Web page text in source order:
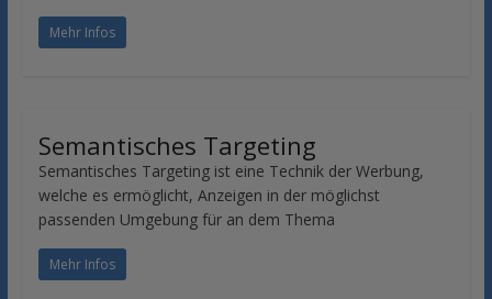
Mehr Infos
Semantisches Targeting
Semantisches Targeting ist eine Technik der Werbung,
welche es ermöglicht, Anzeigen in der möglichst
passenden Umgebung für an dem Thema
Mehr Infos